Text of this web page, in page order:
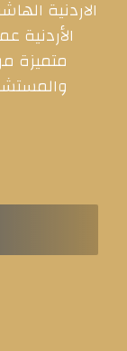
الاردنية
الأردنية
متميزة